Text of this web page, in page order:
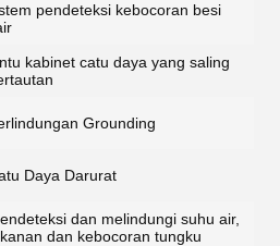
pendeteksi kebocoran besi
kabinet catu daya yang saling
Grounding
Daya Darurat
dan melindungi suhu air,
dan kebocoran tungku